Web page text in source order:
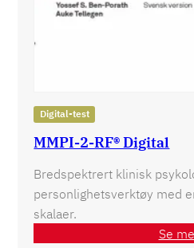
Digital-test
MMPI-2-RF® Digital
Bredspektrert klinisk
personlighetsverktøy med
skalaer.
Se